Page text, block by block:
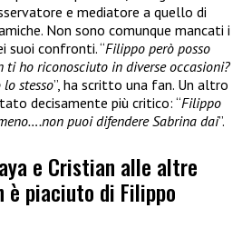
e mediatore a quello di
Non sono comunque mancati i
suoi confronti. “Filippo però posso
ti ho riconosciuto in diverse occasioni?
stesso”, ha scritto una fan. Un altro
decisamente più critico: “Filippo
puoi difendere Sabrina dai”.
e Cristian alle altre
è piaciuto di Filippo